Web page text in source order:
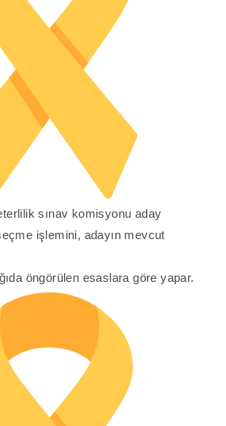
sınav komisyonu aday
işlemini, adayın mevcut
öngörülen esaslara göre yapar.